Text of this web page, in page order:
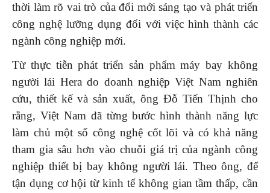
thời làm rõ vai trò của đổi mới sáng tạo và phát triển
công nghệ lưỡng dụng đối với việc hình thành các
ngành công nghiệp mới.
Từ thực tiễn phát triển sản phẩm máy bay không
người lái Hera do doanh nghiệp Việt Nam nghiên
cứu, thiết kế và sản xuất, ông Đỗ Tiến Thịnh cho
rằng, Việt Nam đã từng bước hình thành năng lực
làm chủ một số công nghệ cốt lõi và có khả năng
tham gia sâu hơn vào chuỗi giá trị của ngành công
nghiệp thiết bị bay không người lái. Theo ông, để
tận dụng cơ hội từ kinh tế không gian tầm thấp, cần